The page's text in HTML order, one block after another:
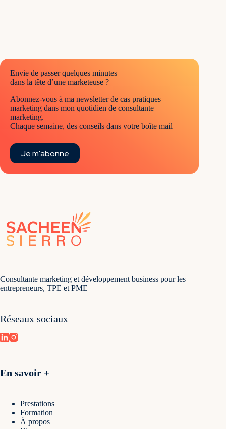
Envie de passer quelques minutes
dans la tête d’une marketeuse ?
Abonnez-vous à ma newsletter de cas pratiques
marketing dans mon quotidien de consultante
marketing.
Chaque semaine, des conseils dans votre boîte mail
Je m'abonne
Consultante marketing et développement business pour les
entrepreneurs, TPE et PME
Réseaux sociaux
En savoir +
Prestations
Formation
À propos